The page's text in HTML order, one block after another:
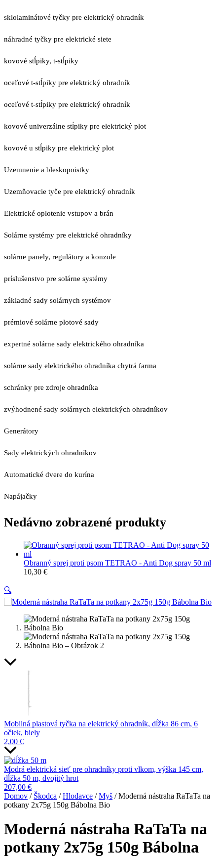
sklolaminátové tyčky pre elektrický ohradník
náhradné tyčky pre elektrické siete
kovové stĺpiky, t-stĺpiky
oceľové t-stĺpiky pre elektrický ohradník
oceľové t-stĺpiky pre elektrický ohradník
kovové univerzálne stĺpiky pre elektrický plot
kovové u stĺpiky pre elektrický plot
Uzemnenie a bleskopoistky
Uzemňovacie tyče pre elektrický ohradník
Elektrické oplotenie vstupov a brán
Solárne systémy pre elektrické ohradníky
solárne panely, regulátory a konzole
príslušenstvo pre solárne systémy
základné sady solárnych systémov
prémiové solárne plotové sady
expertné solárne sady elektrického ohradníka
solárne sady elektrického ohradníka chytrá farma
schránky pre zdroje ohradníka
zvýhodnené sady solárnych elektrických ohradníkov
Generátory
Sady elektrických ohradníkov
Automatické dvere do kurína
Napájačky
Nedávno zobrazené produkty
Obranný sprej proti psom TETRAO - Anti Dog spray 50 ml
10,30 €
🔍
Mobilná plastová tyčka na elektrický ohradník, dĺžka 86 cm, 6
očiek, biely
2,00 €
Modrá elektrická sieť pre ohradníky proti vlkom, výška 145 cm,
dĺžka 50 m, dvojitý hrot
207,00 €
Domov / Škodca /Hlodavce /Myš / Moderná nástraha RaTaTa na
potkany 2x75g 150g Bábolna Bio
Moderná nástraha RaTaTa na
potkany 2x75g 150g Bábolna